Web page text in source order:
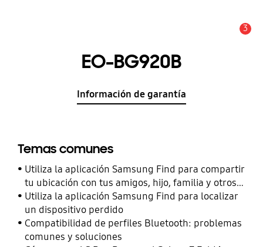
3
EO-BG920B
Información de garantía
Temas comunes
Utiliza la aplicación Samsung Find para compartir
tu ubicación con tus amigos, hijo, familia y otros
contactos
Utiliza la aplicación Samsung Find para localizar
un dispositivo perdido
Compatibilidad de perfiles Bluetooth: problemas
comunes y soluciones